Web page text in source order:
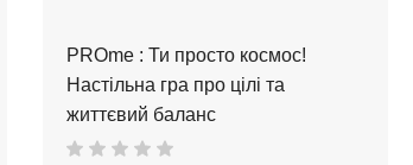
PROme : Ти просто космос!
Настільна гра про цілі та
життєвий баланс